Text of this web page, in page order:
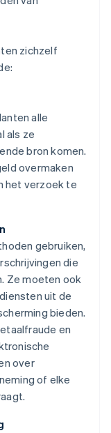
zichzelf
alle
als ze
bron komen.
overmaken
het verzoek te
gebruiken,
die
Ze moeten ook
uit de
bieden.
en
over
of elke